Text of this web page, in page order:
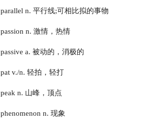
parallel n. 平行线;可相比拟的事物
passion n. 激情，热情
passive a. 被动的，消极的
pat v./n. 轻拍，轻打
peak n. 山峰，顶点
phenomenon n. 现象